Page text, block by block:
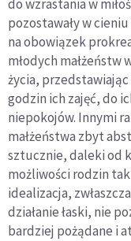
do wzrastania w
pozostawały w
na obowiązek
młodych małżeństw
życia,
godzin ich zajęć, do
niepokojów. Innymi
małżeństwa zbyt
sztucznie, daleki od
możliwości rodzin
idealizacja,
działanie łaski, nie
bardziej pożądane i